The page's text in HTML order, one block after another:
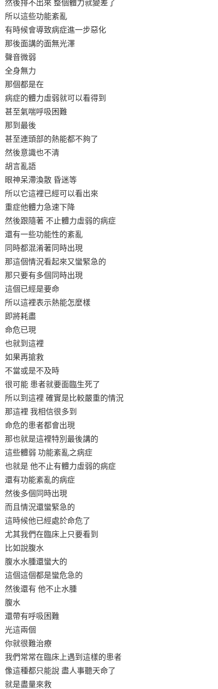
然後排不出來 整個體力就變差了
所以這些功能紊亂
有時候會導致病症進一步惡化
那後面講的面無光澤
聲音微弱
全身無力
那個都是在
病症的體力虛弱就可以看得到
甚至氣喘呼吸困難
那到最後
甚至連頭部的熱能都不夠了
然後意識也不清
胡言亂語
眼神呆滯渙散 昏迷等
所以它這裡已經可以看出來
重症他體力急速下降
然後跟隨著 不止體力虛弱的病症
還有一些功能性的紊亂
同時都混淆著同時出現
那這個情況看起來又蠻緊急的
那只要有多個同時出現
這個已經是要命
所以這裡表示熱能怎麼樣
即將耗盡
命危已現
也就到這裡
如果再搶救
不當或是不及時
很可能 患者就要面臨生死了
所以到這裡 確實是比較嚴重的情況
那這裡 我相信很多到
命危的患者都會出現
那也就是這裡特別最後講的
這些體弱 功能紊亂之病症
也就是 他不止有體力虛弱的病症
還有功能紊亂的病症
然後多個同時出現
而且情況還蠻緊急的
這時候他已經處於命危了
尤其我們在臨床上只要看到
比如說腹水
腹水水腫還蠻大的
這個這個都是蠻危急的
然後還有 他不止水腫
腹水
還帶有呼吸困難
光這兩個
你就很難治療
我們常常在臨床上遇到這樣的患者
像這種都只能說 盡人事聽天命了
就是盡量來救